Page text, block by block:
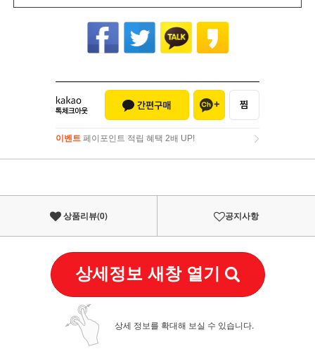
이벤트 페이포인트 적립 혜택 2배 UP!
이벤트페이포인트 적립 혜택 2배 UP!
상품리뷰(0) 공지사항
상세정보 새창 열기
상세 정보를 확대해 보실 수 있습니다.